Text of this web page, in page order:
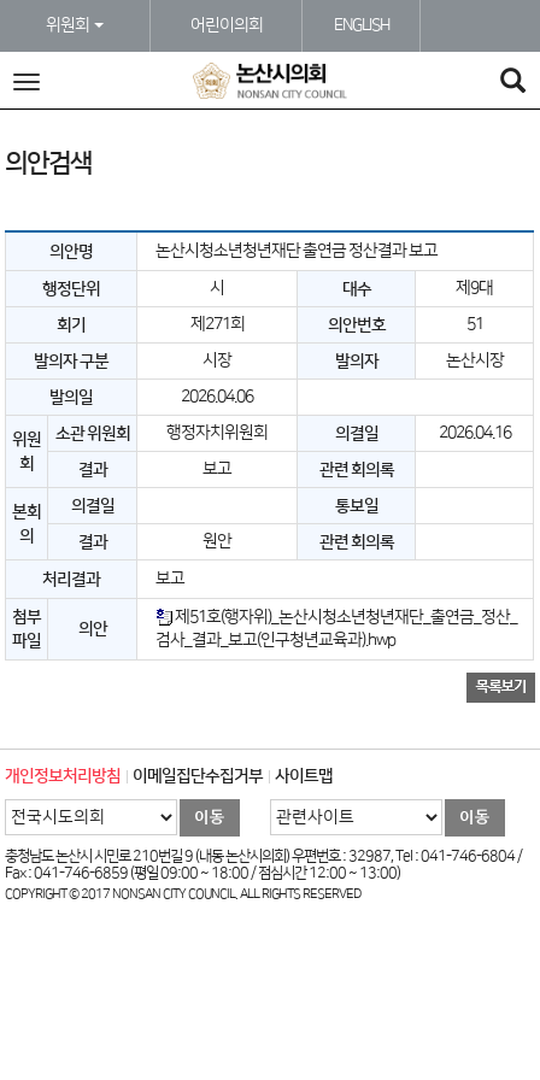
위원회
어린이의회 ENGLISH
전
의안검색
의안명
논산시청소년청년재단 출연금 정산결과 보고
행정단위
시 대수
제9대
회기
제271회 의안번호
51
발의자 구분
시장 발의자
논산시장
발의일
2026.04.06
위원
회
소관 위원회 행정자치위원회 의결일
2026.04.16
결과
보고 관련 회의록
본회
의
의결일
통보일
결과
원안
관련 회의록
처리결과
보고
첨부
파일
의안
제51호(행자위)_논산시청소년청년재단_출연금_정산_
검사_결과_보고(인구청년교육과).hwp
개인정보처리방침 이메일집단수집거부 사이트맵
충청남도 논산시 시민로 210번길 9 (내동 논산시의회) 우편번호 : 32987, Tel : 041-746-6804 /
Fax : 041-746-6859 (평일 09:00 ~ 18:00 / 점심시간 12:00 ~ 13:00)
COPYRIGHT © 2017 NONSAN CITY COUNCIL. ALL RIGHTS RESERVED